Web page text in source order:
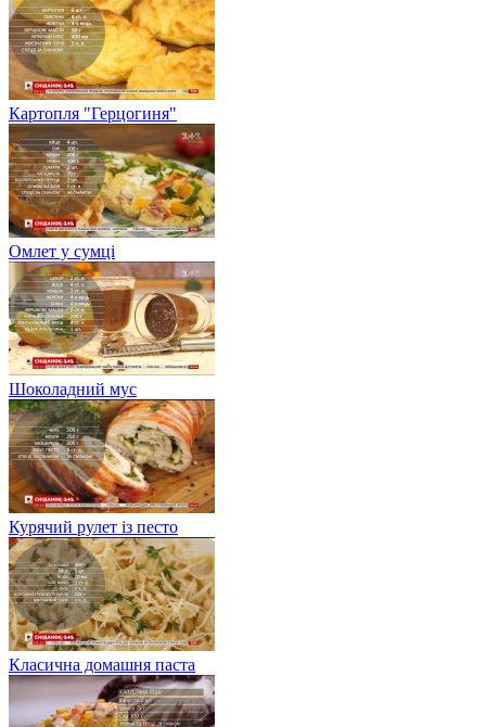
Картопля "Герцогиня"
Омлет у сумці
Шоколадний мус
Курячий рулет із песто
Класична домашня паста